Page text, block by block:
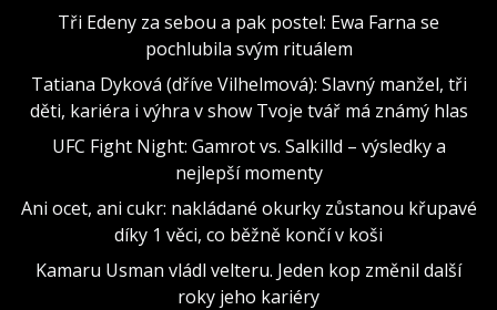
Tři Edeny za sebou a pak postel: Ewa Farna se
pochlubila svým rituálem
Tatiana Dyková (dříve Vilhelmová): Slavný manžel, tři
děti, kariéra i výhra v show Tvoje tvář má známý hlas
UFC Fight Night: Gamrot vs. Salkilld – výsledky a
nejlepší momenty
Ani ocet, ani cukr: nakládané okurky zůstanou křupavé
díky 1 věci, co běžně končí v koši
Kamaru Usman vládl velteru. Jeden kop změnil další
roky jeho kariéry